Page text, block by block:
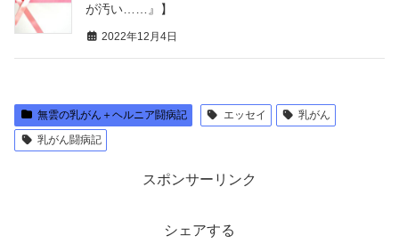
が汚い……』】
2022年12月4日
無雲の乳がん＋ヘルニア闘病記 エッセイ
乳がん
乳がん闘病記
スポンサーリンク
シェアする